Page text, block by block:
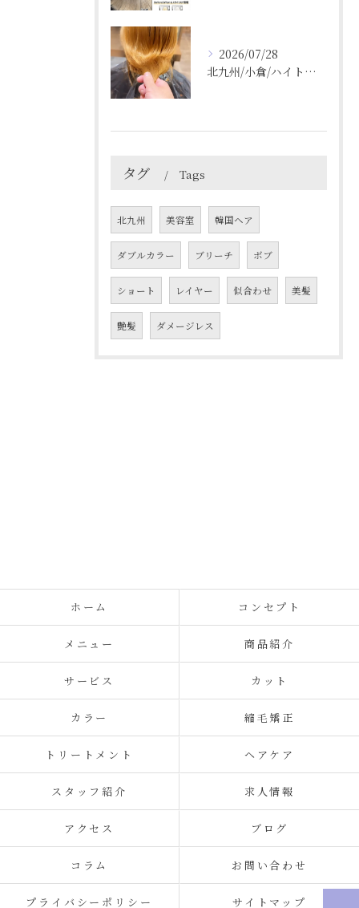
2026/07/28
北九州/小倉/ハイトーン/ケアブリーチ/ブリーチカラー
タグ Tags
北九州 美容室 韓国ヘア
ダブルカラー ブリーチ ボブ
ショート レイヤー 似合わせ 美髪
艶髪 ダメージレス
ホーム コンセプト
メニュー 商品紹介
サービス カット
カラー 縮毛矯正
トリートメント ヘアケア
スタッフ紹介 求人情報
アクセス ブログ
コラム お問い合わせ
プライバシーポリシー サイトマップ